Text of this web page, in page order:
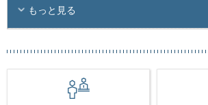
もっと見る